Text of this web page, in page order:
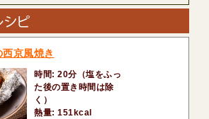
京風焼き
時間: 20分（塩をふっ
た後の置き時間は除
く）
熱量: 151kcal